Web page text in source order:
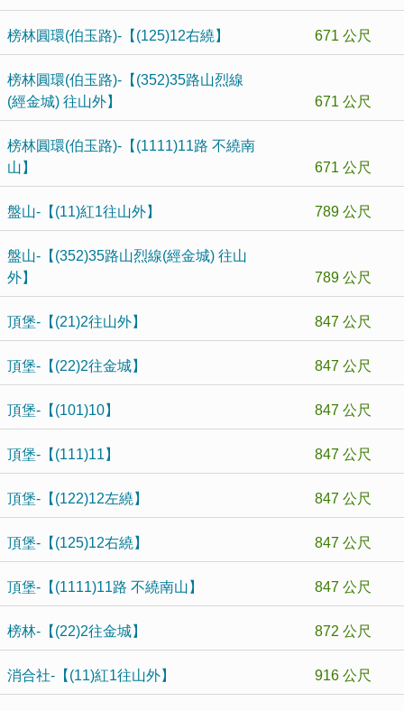
榜林圓環(伯玉路)-【(125)12右繞】 671 公尺
榜林圓環(伯玉路)-【(352)35路山烈線
(經金城) 往山外】
671 公尺
榜林圓環(伯玉路)-【(1111)11路 不繞南
山】
671 公尺
盤山-【(11)紅1往山外】 789 公尺
盤山-【(352)35路山烈線(經金城) 往山
外】
789 公尺
頂堡-【(21)2往山外】 847 公尺
頂堡-【(22)2往金城】 847 公尺
頂堡-【(101)10】 847 公尺
頂堡-【(111)11】 847 公尺
頂堡-【(122)12左繞】 847 公尺
頂堡-【(125)12右繞】 847 公尺
頂堡-【(1111)11路 不繞南山】 847 公尺
榜林-【(22)2往金城】 872 公尺
消合社-【(11)紅1往山外】 916 公尺